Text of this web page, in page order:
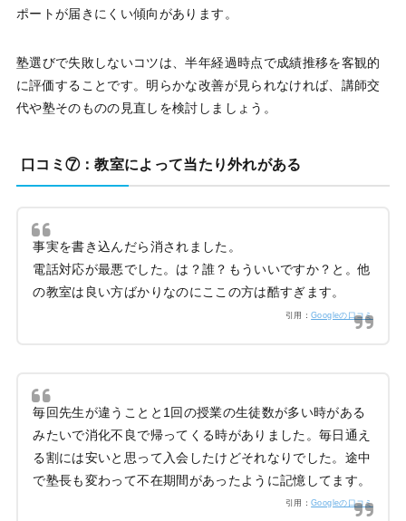
ポートが届きにくい傾向があります。
塾選びで失敗しないコツは、半年経過時点で成績推移を客観的
に評価することです。明らかな改善が見られなければ、講師交
代や塾そのものの見直しを検討しましょう。
口コミ⑦：教室によって当たり外れがある
事実を書き込んだら消されました。
電話対応が最悪でした。は？誰？もういいですか？と。他
の教室は良い方ばかりなのにここの方は酷すぎます。
引用：Googleの口コミ
毎回先生が違うことと1回の授業の生徒数が多い時がある
みたいで消化不良で帰ってくる時がありました。毎日通え
る割には安いと思って入会したけどそれなりでした。途中
で塾長も変わって不在期間があったように記憶してます。
引用：Googleの口コミ